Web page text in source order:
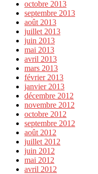
octobre 2013
septembre 2013
août 2013
juillet 2013
juin 2013
mai 2013
avril 2013
mars 2013
février 2013
janvier 2013
décembre 2012
novembre 2012
octobre 2012
septembre 2012
août 2012
juillet 2012
juin 2012
mai 2012
avril 2012